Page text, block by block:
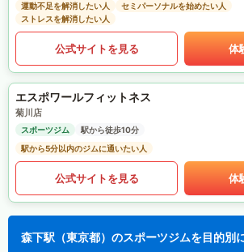
運動不足を解消したい人
セミパーソナルを始めたい人
ストレスを解消したい人
公式サイトを見る 体
エスポワールフィットネス
菊川店
スポーツジム
駅から徒歩10分
駅から5分以内のジムに通いたい人
公式サイトを見る 体
森下駅（東京都）のスポーツジムを目的別